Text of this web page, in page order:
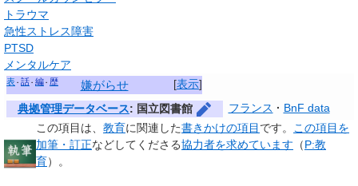
トラウマ
急性ストレス障害
PTSD
メンタルケア
[表示]
表 話 編 歴 嫌がらせ
典拠管理データベース: 国立図書館 フランス
BnF data
この項目は、 教育に関連した書きかけの項目 です。 この項目を
加筆・訂正などしてくださる協力者を求めています （P:教
育）。